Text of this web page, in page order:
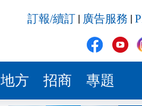
訂報/續訂 廣告服務
地方 招商 專題